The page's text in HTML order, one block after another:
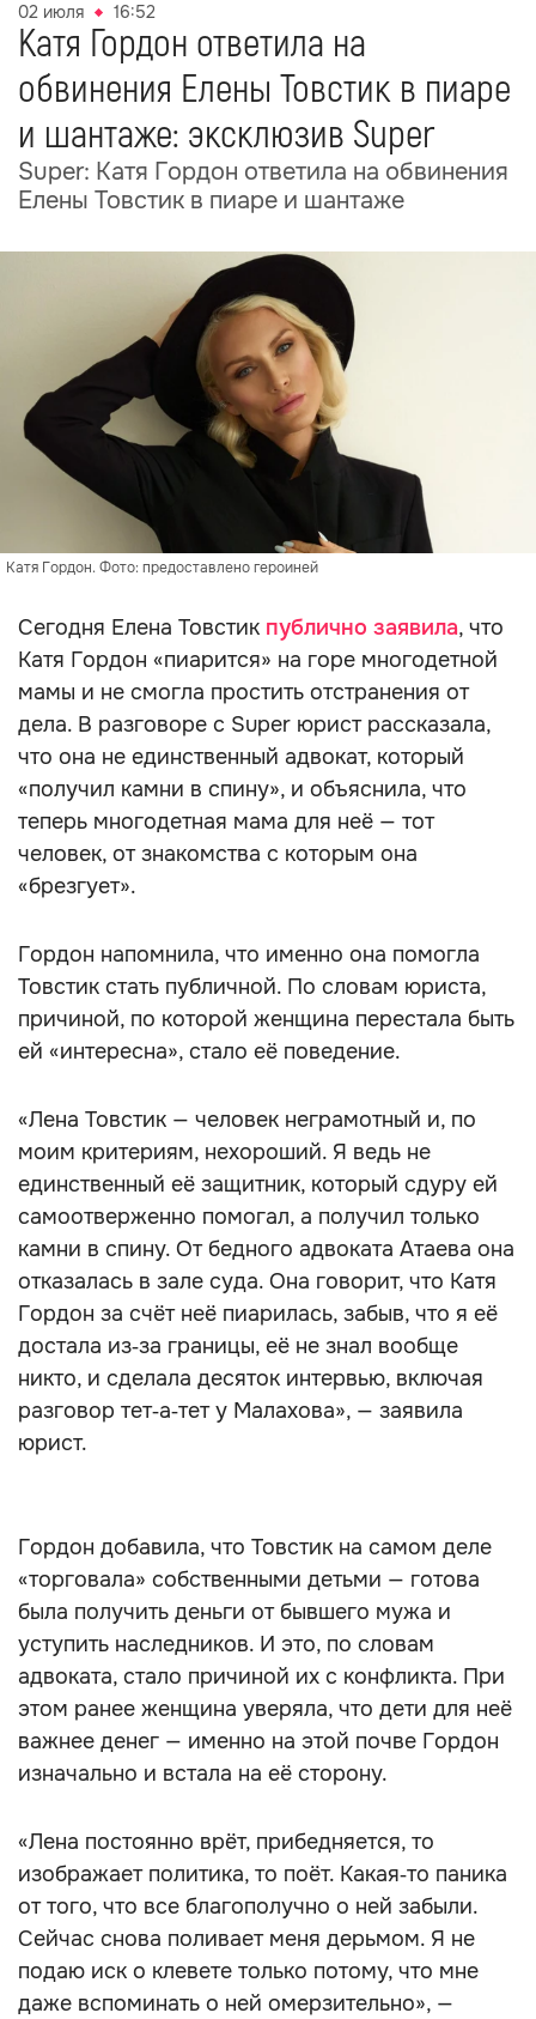
02 июля 16:52
Катя Гордон ответила на
обвинения Елены Товстик в пиаре
и шантаже: эксклюзив Super
Super: Катя Гордон ответила на обвинения
Елены Товстик в пиаре и шантаже
Катя Гордон. Фото: предоставлено героиней
Сегодня Елена Товстик публично заявила, что
Катя Гордон «пиарится» на горе многодетной
мамы и не смогла простить отстранения от
дела. В разговоре с Super юрист рассказала,
что она не единственный адвокат, который
«получил камни в спину», и объяснила, что
теперь многодетная мама для неё — тот
человек, от знакомства с которым она
«брезгует».
Гордон напомнила, что именно она помогла
Товстик стать публичной. По словам юриста,
причиной, по которой женщина перестала быть
ей «интересна», стало её поведение.
«Лена Товстик — человек неграмотный и, по
моим критериям, нехороший. Я ведь не
единственный её защитник, который сдуру ей
самоотверженно помогал, а получил только
камни в спину. От бедного адвоката Атаева она
отказалась в зале суда. Она говорит, что Катя
Гордон за счёт неё пиарилась, забыв, что я её
достала из‑за границы, её не знал вообще
никто, и сделала десяток интервью, включая
разговор тет‑а‑тет у Малахова», — заявила
юрист.
Гордон добавила, что Товстик на самом деле
«торговала» собственными детьми — готова
была получить деньги от бывшего мужа и
уступить наследников. И это, по словам
адвоката, стало причиной их с конфликта. При
этом ранее женщина уверяла, что дети для неё
важнее денег — именно на этой почве Гордон
изначально и встала на её сторону.
«Лена постоянно врёт, прибедняется, то
изображает политика, то поёт. Какая‑то паника
от того, что все благополучно о ней забыли.
Сейчас снова поливает меня дерьмом. Я не
подаю иск о клевете только потому, что мне
даже вспоминать о ней омерзительно», —